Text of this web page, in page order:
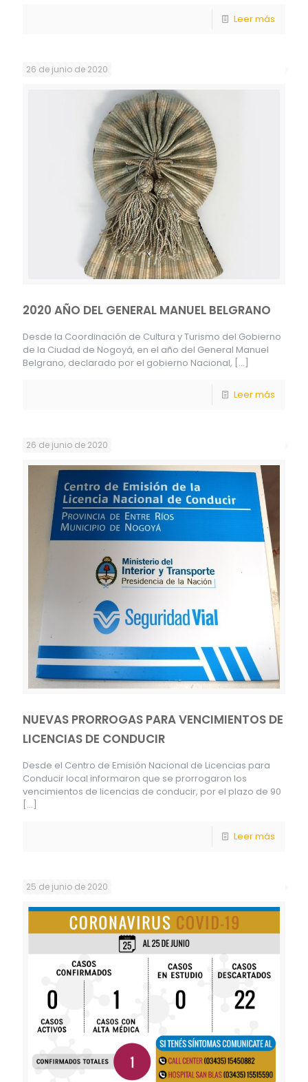
Leer más
26 de junio de 2020
2020 AÑO DEL GENERAL MANUEL BELGRANO
Desde la Coordinación de Cultura y Turismo del Gobierno
de la Ciudad de Nogoyá, en el año del General Manuel
Belgrano, declarado por el gobierno Nacional, […]
Leer más
26 de junio de 2020
NUEVAS PRORROGAS PARA VENCIMIENTOS DE
LICENCIAS DE CONDUCIR
Desde el Centro de Emisión Nacional de Licencias para
Conducir local informaron que se prorrogaron los
vencimientos de licencias de conducir, por el plazo de 90
[…]
Leer más
25 de junio de 2020